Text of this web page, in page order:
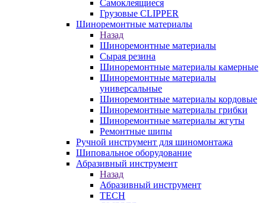
Самоклеящиеся
Грузовые CLIPPER
Шиноремонтные материалы
Назад
Шиноремонтные материалы
Сырая резина
Шиноремонтные материалы камерные
Шиноремонтные материалы
универсальные
Шиноремонтные материалы кордовые
Шиноремонтные материалы грибки
Шиноремонтные материалы жгуты
Ремонтные шипы
Ручной инструмент для шиномонтажа
Шиповальное оборудование
Абразивный инструмент
Назад
Абразивный инструмент
TECH